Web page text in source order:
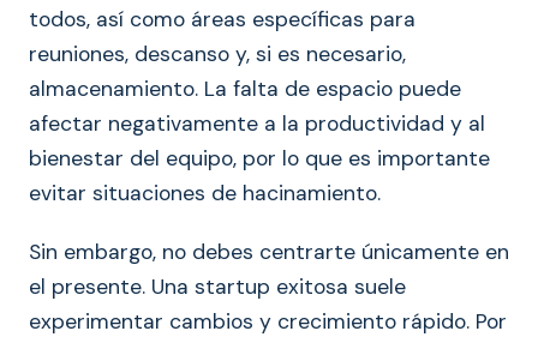
todos, así como áreas específicas para
reuniones, descanso y, si es necesario,
almacenamiento. La falta de espacio puede
afectar negativamente a la productividad y al
bienestar del equipo, por lo que es importante
evitar situaciones de hacinamiento.
Sin embargo, no debes centrarte únicamente en
el presente. Una startup exitosa suele
experimentar cambios y crecimiento rápido. Por